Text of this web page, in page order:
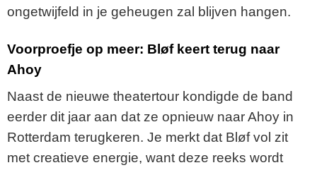
ongetwijfeld in je geheugen zal blijven hangen.
Voorproefje op meer: Bløf keert terug naar
Ahoy
Naast de nieuwe theatertour kondigde de band
eerder dit jaar aan dat ze opnieuw naar Ahoy in
Rotterdam terugkeren. Je merkt dat Bløf vol zit
met creatieve energie, want deze reeks wordt